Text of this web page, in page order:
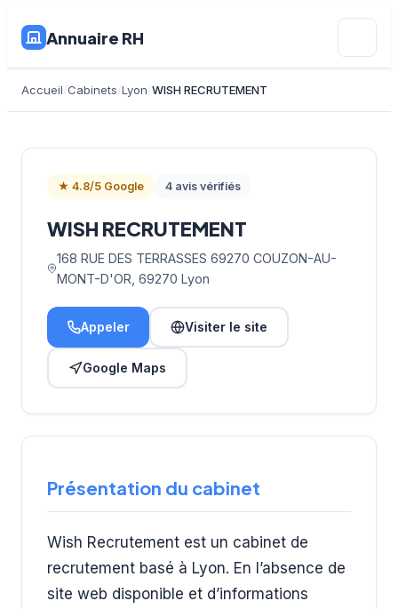
Annuaire RH
Accueil Cabinets Lyon WISH RECRUTEMENT
★ 4.8/5 Google 4 avis vérifiés
WISH RECRUTEMENT
168 RUE DES TERRASSES 69270 COUZON-AU-
MONT-D'OR, 69270 Lyon
Appeler Visiter le site
Google Maps
Présentation du cabinet
Wish Recrutement est un cabinet de
recrutement basé à Lyon. En l’absence de
site web disponible et d’informations